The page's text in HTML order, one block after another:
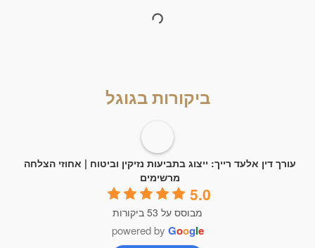
ביקורות בגוגל
עורך דין אלעד רייך: ייצוג בתביעות נזיקין וביטוח | אחוזי הצלחה
מרשימים
5.0
מבוסס על 53 ביקורות
powered by Google